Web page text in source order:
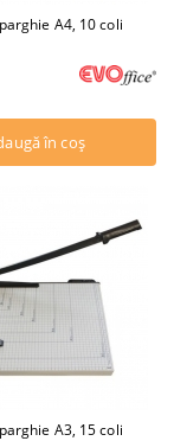
A4, 10 coli
A3, 15 coli